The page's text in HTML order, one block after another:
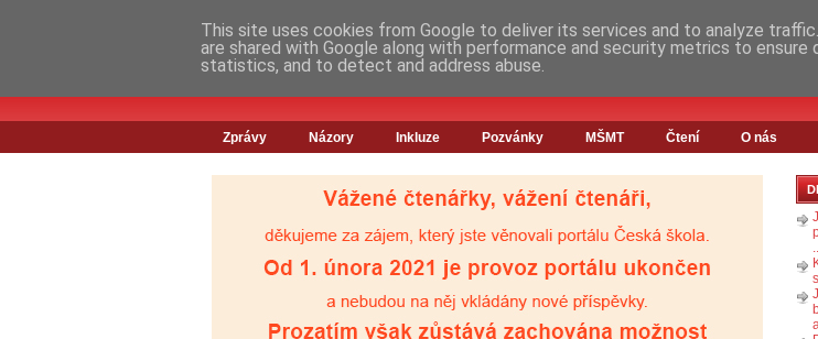
Zprávy Názory Inkluze Pozvánky MŠMT Čtení O nás
This site uses cookies from Google to deliver its services and to analyze
are shared with Google along with performance and security metrics to ensure
statistics, and to detect and address abuse.